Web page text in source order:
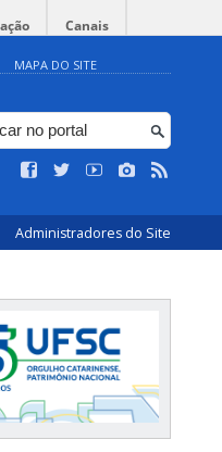
Canais
MAPA DO SITE
Administradores do Site